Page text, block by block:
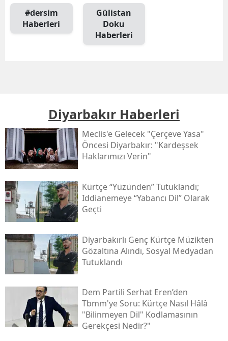
#dersim
Haberleri
Gülistan
Doku
Haberleri
Diyarbakır Haberleri
Meclis'e Gelecek "çerçeve Yasa"
Öncesi Diyarbakır: "kardeşsek
Haklarımızı Verin"
Kürtçe “yüzünden” Tutuklandı;
Iddianemeye “yabancı Dil” Olarak
Geçti
Diyarbakırlı Genç Kürtçe Müzikten
Gözaltına Alındı, Sosyal Medyadan
Tutuklandı
Dem Partili Serhat Eren’den
Tbmm'ye Soru: Kürtçe Nasıl Hâlâ
"bilinmeyen Dil" Kodlamasının
Gerekçesi Nedir?"